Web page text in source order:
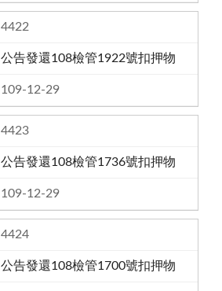
4422
公告發還108檢管1922號扣押物
109-12-29
4423
公告發還108檢管1736號扣押物
109-12-29
4424
公告發還108檢管1700號扣押物